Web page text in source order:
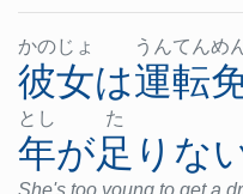
かのじょ
彼女は
うんてんめ
運転
とし
年が
た
足りな